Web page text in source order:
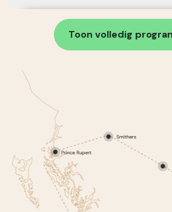
Toon volledig